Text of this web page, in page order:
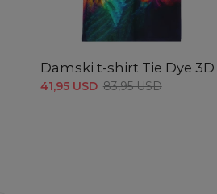
Damski t-shirt Tie Dye 3D
41,95 USD 83,95 USD